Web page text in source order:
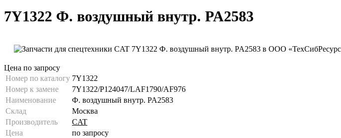
7Y1322 Ф. воздушный внутр. PA2583
Цена по запросу
Номер по каталогу 7Y1322
Номер к замене
7Y1322/P124047/LAF1790/AF976
Наименование
Ф. воздушный внутр. PA2583
Склад
Москва
Производитель
CAT
Цена
по запросу